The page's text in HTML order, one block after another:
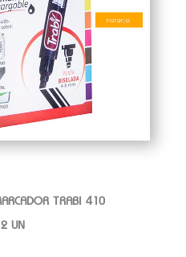
TRABI 410
UN